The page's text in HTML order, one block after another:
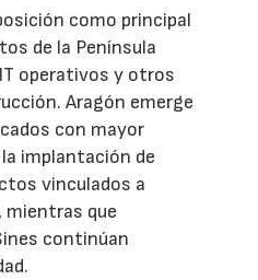
como principal
de la Península
operativos y otros
Aragón emerge
con mayor
implantación de
vinculados a
que
continúan